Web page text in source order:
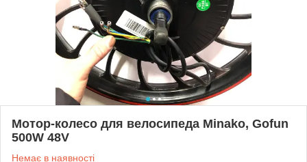
Мотор-колесо для велосипеда Minako, Gofun
500W 48V
Немає в наявності